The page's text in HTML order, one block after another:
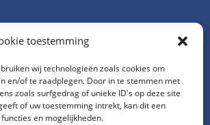
toestemming
wij technologieën zoals cookies om
en/of te raadplegen. Door in te stemmen met
zoals surfgedrag of unieke ID's op deze site
of uw toestemming intrekt, kan dit een
en mogelijkheden.